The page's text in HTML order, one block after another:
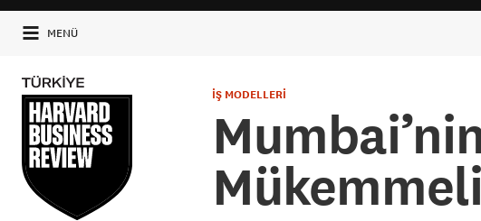
MENÜ
İŞ MODELLERİ